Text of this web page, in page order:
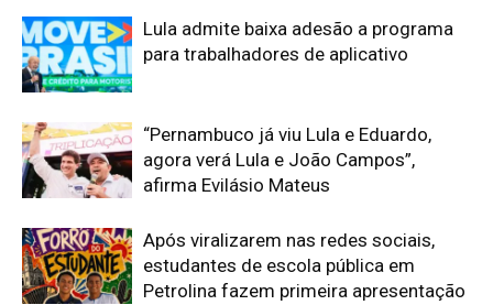
Lula admite baixa adesão a programa
para trabalhadores de aplicativo
“Pernambuco já viu Lula e Eduardo,
agora verá Lula e João Campos”,
afirma Evilásio Mateus
Após viralizarem nas redes sociais,
estudantes de escola pública em
Petrolina fazem primeira apresentação